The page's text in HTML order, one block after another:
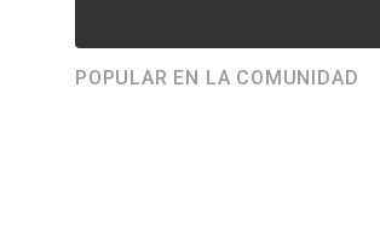
POPULAR EN LA COMUNIDAD